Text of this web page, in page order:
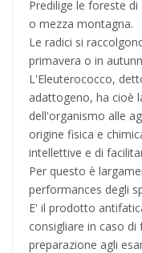
Predilige le foreste
o mezza montagna.
Le radici si
primavera o in
L'Eleuterococco,
adattogeno, ha cioè
dell'organismo alle
origine fisica e
intellettive e di
Per questo è
performances degli
E' il prodotto
consigliare in caso
preparazione agli